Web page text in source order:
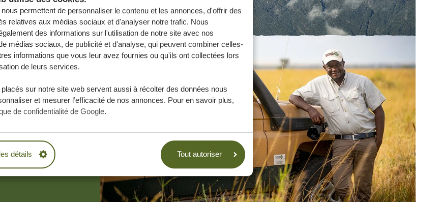
permettent de personnaliser le contenu et les annonces, d'offrir des
relatives aux médias sociaux et d'analyser notre trafic. Nous
des informations sur l'utilisation de notre site avec nos
médias sociaux, de publicité et d'analyse, qui peuvent combiner celles-
informations que vous leur avez fournies ou qu'ils ont collectées lors
de leurs services.
sur notre site web servent aussi à récolter des données nous
et mesurer l’efficacité de nos annonces. Pour en savoir plus,
de confidentialité de Google.
détails Tout autoriser
rêves,